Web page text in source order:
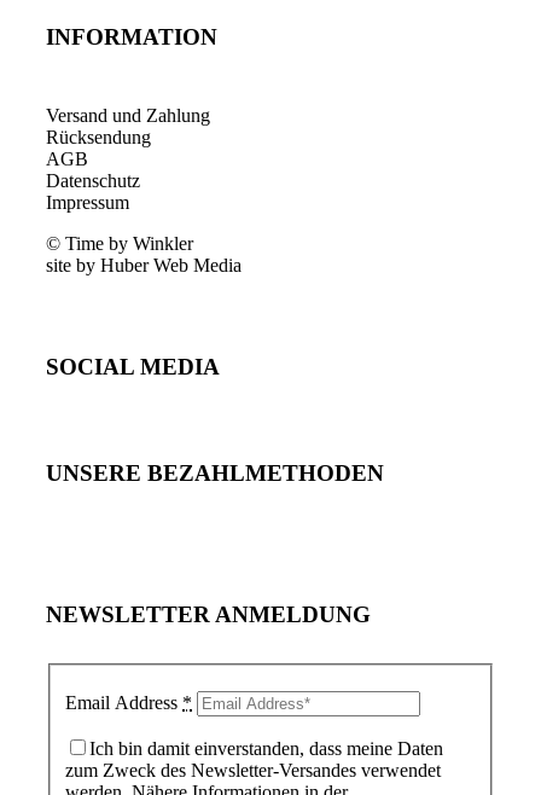
INFORMATION
Versand und Zahlung
Rücksendung
AGB
Datenschutz
Impressum
© Time by Winkler
site by Huber Web Media
SOCIAL MEDIA
UNSERE BEZAHLMETHODEN
NEWSLETTER ANMELDUNG
Email Address *
Ich bin damit einverstanden, dass meine Daten
zum Zweck des Newsletter-Versandes verwendet